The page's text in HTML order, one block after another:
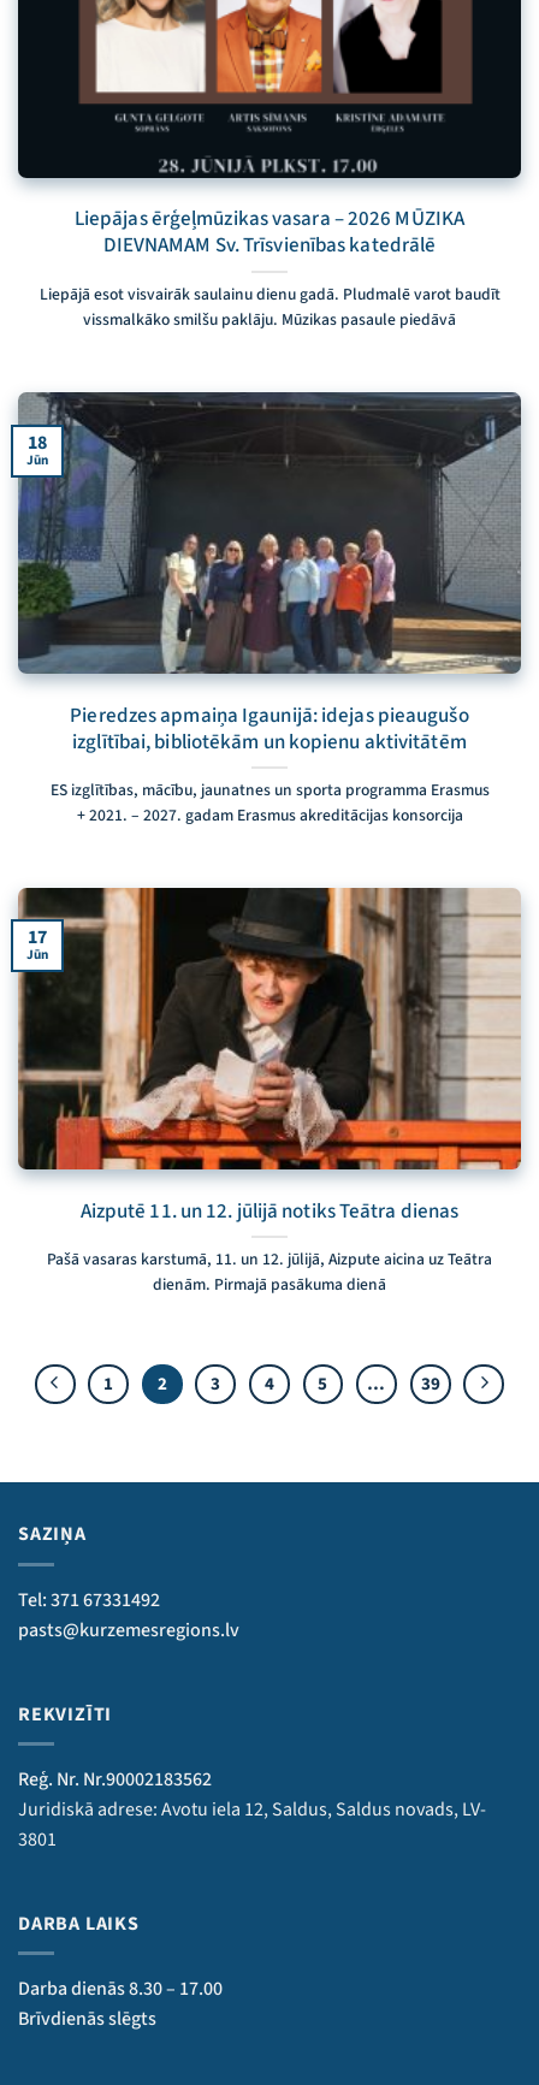
Liepājas ērģeļmūzikas vasara – 2026 MŪZIKA
DIEVNAMAM Sv. Trīsvienības katedrālē
Liepājā esot visvairāk saulainu dienu gadā. Pludmalē varot baudīt
vissmalkāko smilšu paklāju. Mūzikas pasaule piedāvā
Pieredzes apmaiņa Igaunijā: idejas pieaugušo
izglītībai, bibliotēkām un kopienu aktivitātēm
ES izglītības, mācību, jaunatnes un sporta programma Erasmus
+ 2021. – 2027. gadam Erasmus akreditācijas konsorcija
18
Jūn
Aizputē 11. un 12. jūlijā notiks Teātra dienas
Pašā vasaras karstumā, 11. un 12. jūlijā, Aizpute aicina uz Teātra
dienām. Pirmajā pasākuma dienā
17
Jūn
1 2 3 4 5 … 39
SAZIŅA
Tel: 371 67331492
pasts@kurzemesregions.lv
REKVIZĪTI
Reģ. Nr. Nr.90002183562
Juridiskā adrese: Avotu iela 12, Saldus, Saldus novads, LV-
3801
DARBA LAIKS
Darba dienās 8.30 – 17.00
Brīvdienās slēgts